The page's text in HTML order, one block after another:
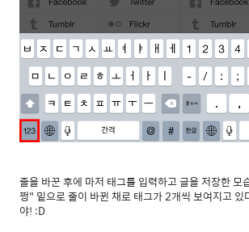
줄을 바꾼 후에 마저 태그를 입력하고 글을 저장한 모
쩡" 밑으로 줄이 바뀐 채로 태그가 2개씩 보여지고 있
야! :D